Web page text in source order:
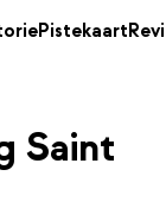
Pistekaart
Saint